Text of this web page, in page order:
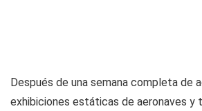
Después de una semana completa de
exhibiciones estáticas de aeronaves y